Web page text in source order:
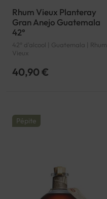
Rhum Vieux Planteray
Gran Anejo Guatemala
42°
42° d'alcool | Guatemala | Rhum
Vieux
40,90 €
Pépite